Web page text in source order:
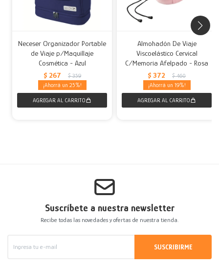
Neceser Organizador Portable
de Viaje p/Maquillaje
Cosmética - Azul
$ 267 $ 359
25
Almohadón De Viaje
Viscoelástico Cervical
C/Memoria Afelpado - Rosa
$ 372 $ 460
19
Suscríbete a nuestra newsletter
Recibe todas las novedades y ofertas de nuestra tienda.
SUSCRIBIRME